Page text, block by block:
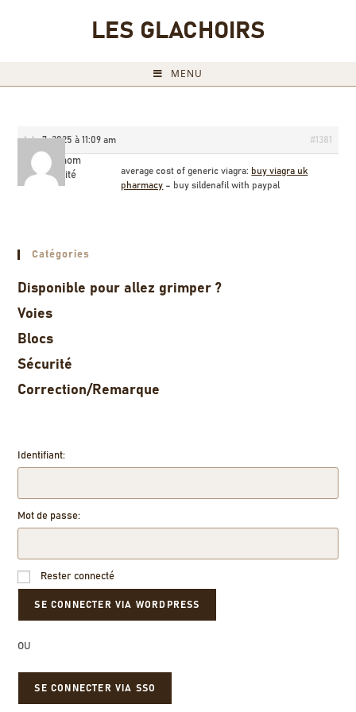
LES GLACHOIRS
MENU
juin 7, 2025 à 11:09 am #1381
Briannom
Invité
average cost of generic viagra: buy viagra uk
pharmacy – buy sildenafil with paypal
Catégories
Disponible pour allez grimper ?
Voies
Blocs
Sécurité
Correction/Remarque
Identifiant:
Mot de passe:
Rester connecté
OU
SE CONNECTER VIA SSO